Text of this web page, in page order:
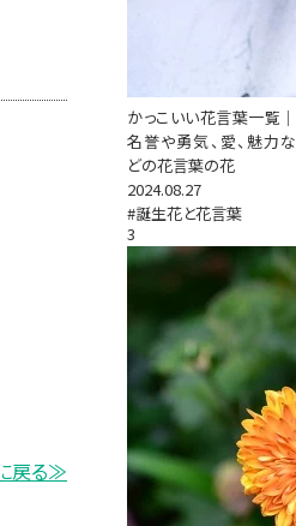
戻る≫
かっこいい花言葉一覧｜
名誉や勇気、愛、魅力な
どの花言葉の花
2024.08.27
#誕生花と花言葉
3